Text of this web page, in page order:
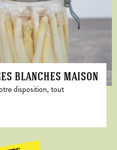
blanches maison
disposition, tout